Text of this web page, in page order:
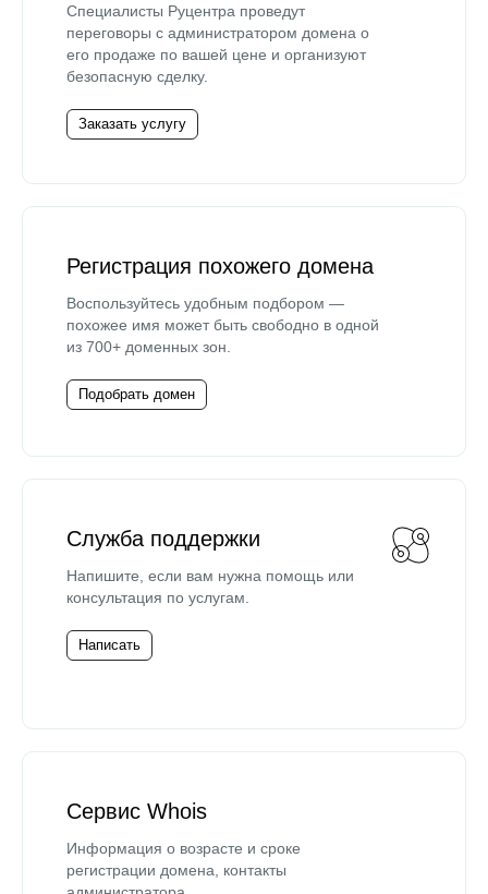
Специалисты Руцентра проведут
переговоры с администратором домена о
его продаже по вашей цене и организуют
безопасную сделку.
Заказать услугу
Регистрация похожего домена
Воспользуйтесь удобным подбором —
похожее имя может быть свободно в одной
из 700+ доменных зон.
Подобрать домен
Служба поддержки
Напишите, если вам нужна помощь или
консультация по услугам.
Написать
Сервис Whois
Информация о возрасте и сроке
регистрации домена, контакты